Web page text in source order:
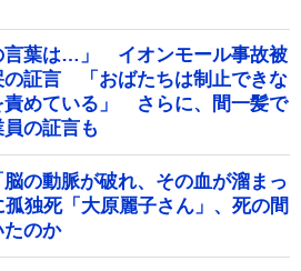
言葉は…」 イオンモール事故被
の証言 「おばたちは制止できな
責めている」 さらに、間一髪で
の証言も
の動脈が破れ、その血が溜まっ
独死「大原麗子さん」、死の間
たのか